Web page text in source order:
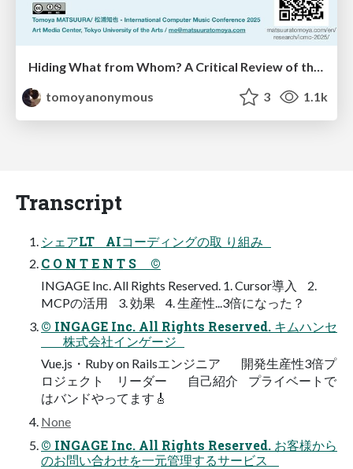
tomoyanonymous
3 1.1k
Transcript
シェアLT AIコーディングの取 り組み
C O N T E N T S ©
INGAGE Inc. All Rights Reserved. 1. Cursor導入 2.
MCPの活用 3. 効果 4. 生産性...3倍になった？
© INGAGE Inc. All Rights Reserved. キムハンセ
株式会社インゲージ
Vue.js・Ruby on Railsエンジニア 開発生産性3倍プ
ロジェクト リーダー 自己紹介 プライベートで
はバンドやってます🎸
None
© INGAGE Inc. All Rights Reserved. お客様から
のお問い合わせを一元管理するサービス